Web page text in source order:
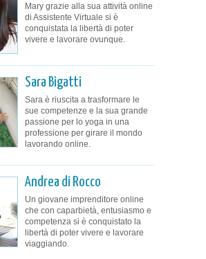
Mary grazie alla sua attività online
di Assistente Virtuale si è
conquistata la libertà di poter
vivere e lavorare ovunque.
Sara Bigatti
Sara è riuscita a trasformare le
sue competenze e la sua grande
passione per lo yoga in una
professione per girare il mondo
lavorando online.
Andrea di Rocco
Un giovane imprenditore online
che con caparbietà, entusiasmo e
competenza si è conquistato la
libertà di poter vivere e lavorare
viaggiando.